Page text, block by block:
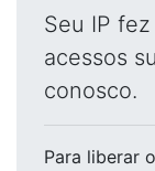
Seu IP
acessos
conosco.
Para liberar